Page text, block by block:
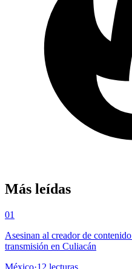
Más leídas
01
Asesinan al creador de
transmisión en Culiacán
México·12 lecturas